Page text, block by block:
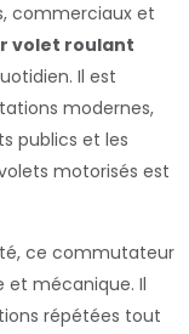
commerciaux et
volet roulant
Il est
modernes,
publics et les
motorisés est
ce commutateur
et mécanique. Il
répétées tout